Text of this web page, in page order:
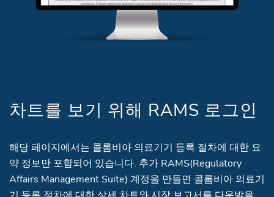
차트를 보기 위해 RAMS 로그인
해당 페이지에서는 콜롬비아 의료기기 등록 절차에 대한 요
약 정보만 포함되어 있습니다. 추가 RAMS(Regulatory
Affairs Management Suite) 계정을 만들면 콜롬비아 의료기